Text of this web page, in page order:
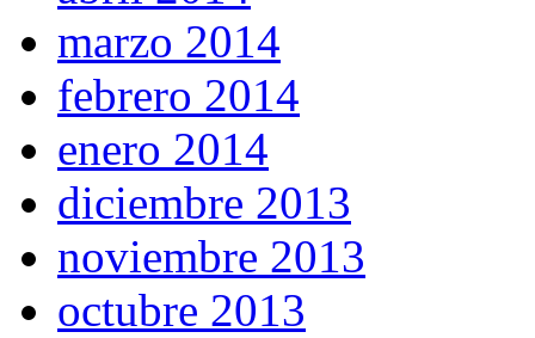
marzo 2014
febrero 2014
enero 2014
diciembre 2013
noviembre 2013
octubre 2013